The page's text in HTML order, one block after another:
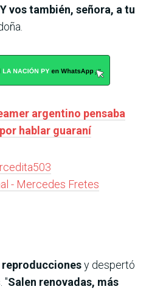
vos también, señora, a tu
argentino pensaba
hablar guaraní
- Mercedes Fretes
reproduccionesy despertó
"Salen renovadas, más